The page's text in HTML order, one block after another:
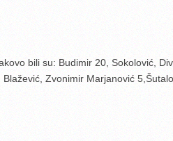
bili su: Budimir 20, Sokolović,
Blažević, Zvonimir Marjanović